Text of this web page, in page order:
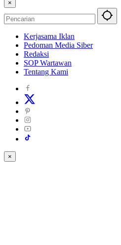
×
Kerjasama Iklan
Pedoman Media Siber
Redaksi
SOP Wartawan
Tentang Kami
×